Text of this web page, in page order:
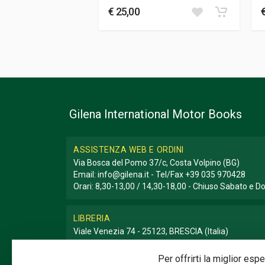
€ 25,00
Per offrirti la miglior
Gilena International Motor Books
ASSISTENZA WEB E ORDINI
Via Bosca del Pomo 37/c, Costa Volpino (BG)
Email: info@gilena.it - Tel/Fax +39 035 970428
Orari: 8,30-13,00 / 14,30-18,00 - Chiuso Sabato e
LIBRERIA
Viale Venezia 74 - 25123, BRESCIA (Italia)
Email:libreria@gilena.it- Tel/Fax+39 030 3776786
Orari: 9,30-12,30 / 15,30-19,30 - Chiuso Domenica